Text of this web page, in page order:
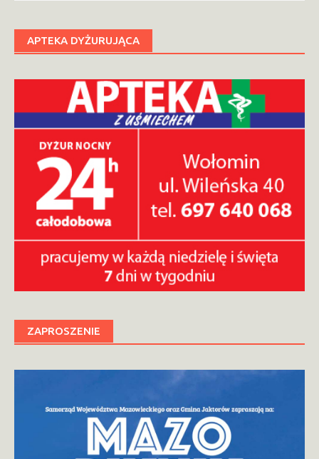
APTEKA DYŻURUJĄCA
ZAPROSZENIE